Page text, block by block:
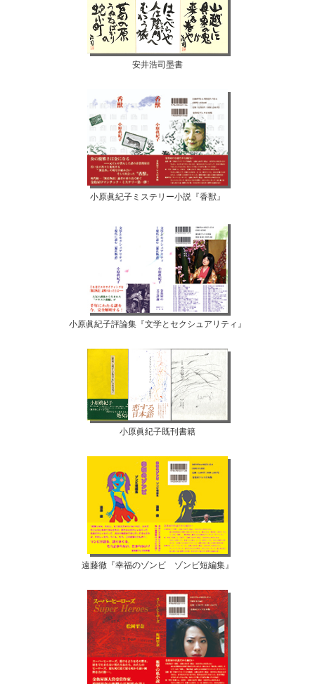
安井浩司墨書
小原眞紀子ミステリー小説『香獣』
小原眞紀子評論集『文学とセクシュアリティ』
小原眞紀子既刊書籍
遠藤徹『幸福のゾンビ ゾンビ短編集』